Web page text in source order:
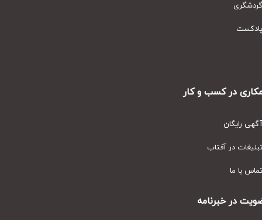
در کسب و کار
رایگان
در آفتاب
با ما
در خبرنامه